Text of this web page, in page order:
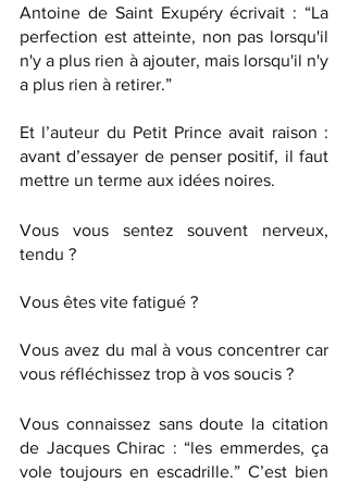
Antoine de Saint Exupéry écrivait : “La
perfection est atteinte, non pas lorsqu'il
n'y a plus rien à ajouter, mais lorsqu'il n'y
a plus rien à retirer.”
Et l’auteur du Petit Prince avait raison :
avant d’essayer de penser positif, il faut
mettre un terme aux idées noires.
Vous vous sentez souvent nerveux,
tendu ?
Vous êtes vite fatigué ?
Vous avez du mal à vous concentrer car
vous réfléchissez trop à vos soucis ?
Vous connaissez sans doute la citation
de Jacques Chirac : “les emmerdes, ça
vole toujours en escadrille.” C’est bien